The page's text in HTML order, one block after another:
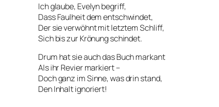
Ich glaube, Evelyn begriff,
Dass Faulheit dem entschwindet,
Der sie verwöhnt mit letztem Schliff,
Sich bis zur Krönung schindet.
Drum hat sie auch das Buch markant
Als ihr Revier markiert –
Doch ganz im Sinne, was drin stand,
Den Inhalt ignoriert!